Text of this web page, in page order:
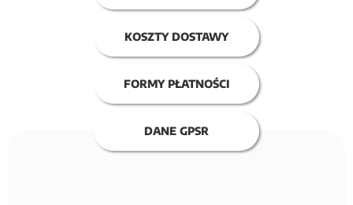
KOSZTY DOSTAWY
FORMY PŁATNOŚCI
DANE GPSR